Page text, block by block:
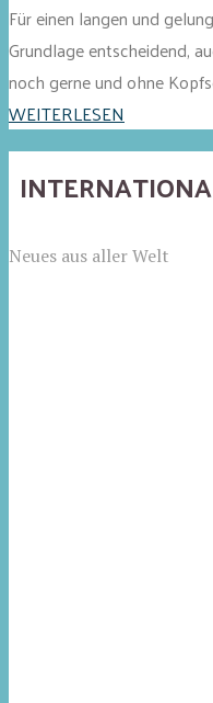
Für einen langen und
Grundlage entscheidend,
noch gerne und ohne
WEITERLESEN
Neues aus aller Welt